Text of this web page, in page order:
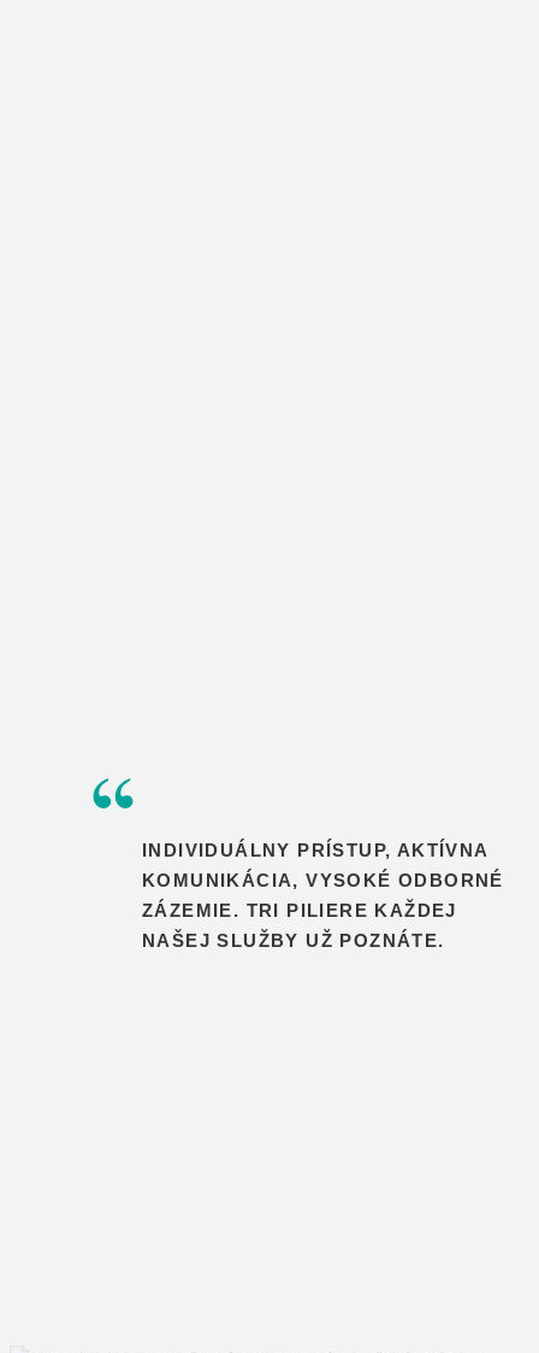
INDIVIDUÁLNY PRÍSTUP, AKTÍVNA
KOMUNIKÁCIA, VYSOKÉ ODBORNÉ
ZÁZEMIE. TRI PILIERE KAŽDEJ
NAŠEJ SLUŽBY UŽ POZNÁTE.